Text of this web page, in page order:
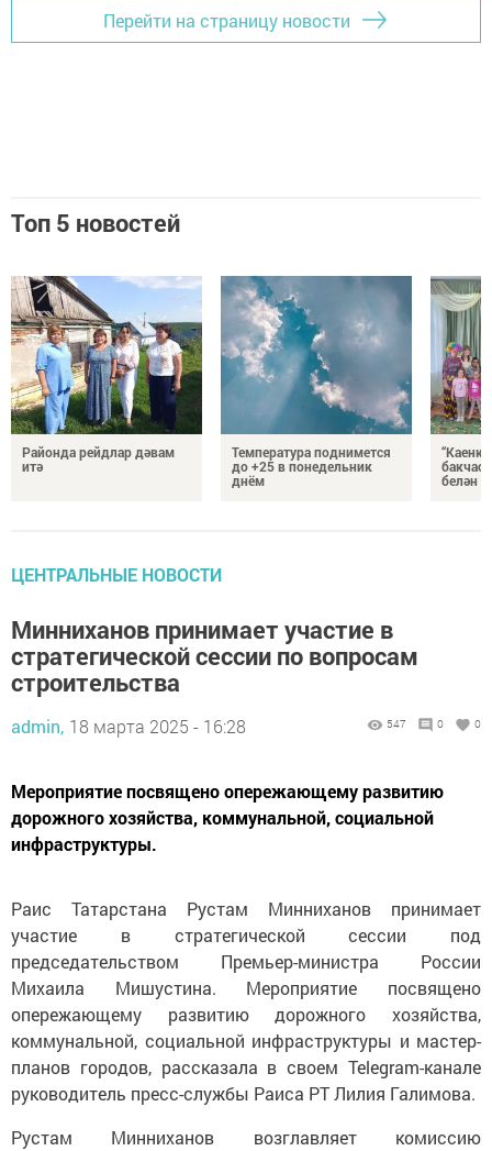
Перейти на страницу новости
Топ 5 новостей
Районда рейдлар дәвам
итә
Температура поднимется
до +25 в понедельник
днём
белән
ЦЕНТРАЛЬНЫЕ НОВОСТИ
Минниханов принимает участие в
стратегической сессии по вопросам
строительства
admin, 18 марта 2025 - 16:28 547 0 0
Мероприятие посвящено опережающему развитию
дорожного хозяйства, коммунальной, социальной
инфраструктуры.
Раис Татарстана Рустам Минниханов принимает
участие в стратегической сессии под
председательством Премьер-министра России
Михаила Мишустина. Мероприятие посвящено
опережающему развитию дорожного хозяйства,
коммунальной, социальной инфраструктуры и мастер-
планов городов, рассказала в своем Telegram-канале
руководитель пресс-службы Раиса РТ Лилия Галимова.
Рустам Минниханов возглавляет комиссию